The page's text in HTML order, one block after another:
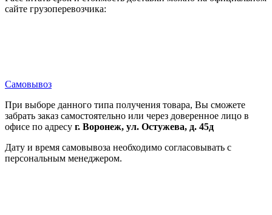
сайте грузоперевозчика:
Самовывоз
При выборе данного типа получения товара, Вы сможете
забрать заказ самостоятельно или через доверенное лицо в
офисе по адресу г. Воронеж, ул. Остужева, д. 45д
Дату и время самовывоза необходимо согласовывать с
персональным менеджером.